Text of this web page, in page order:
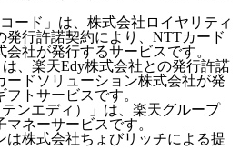
ード」は、株式会社ロイヤリティ
発行許諾契約により、NTTカード
社が発行するサービスです。
、楽天Edy株式会社との発行許諾
ードソリューション株式会社が発
トサービスです。
ンエディ）」は、楽天グループ
ネーサービスです。
株式会社ちょびリッチによる提